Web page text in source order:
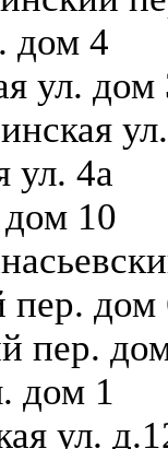
дом 4
ул. дом
ул. 4а
10
пер. дом
пер.
дом 1
ул.